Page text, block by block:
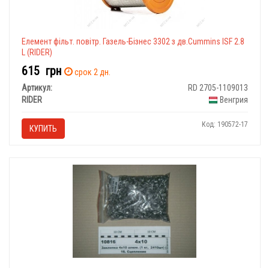
Елемент фільт. повітр. Газель-Бізнес 3302 з дв.Cummins ISF 2.8
L (RIDER)
615 грн
срок 2 дн.
Артикул:
RD 2705-1109013
RIDER
Венгрия
КУПИТЬ Код: 190572-17